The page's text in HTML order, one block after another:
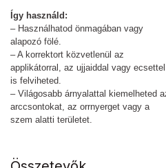
Így használd:
– Használhatod önmagában vagy
alapozó fölé.
– A korrektort közvetlenül az
applikátorral, az ujjaiddal vagy ecsettel
is felviheted.
– Világosabb árnyalattal kiemelheted
arccsontokat, az orrnyerget vagy a
szem alatti területet.